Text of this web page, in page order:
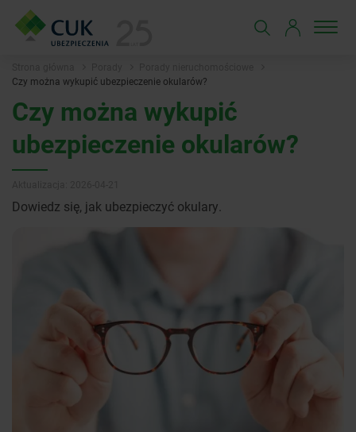
Czy można wykupić ubezpieczenie okularów?
Czy można wykupić
ubezpieczenie okularów?
Dowiedz się, jak ubezpieczyć okulary.